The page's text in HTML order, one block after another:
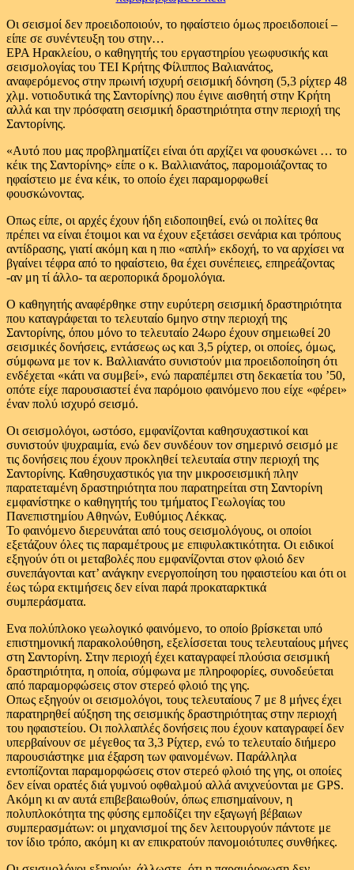
Οι σεισμοί δεν προειδοποιούν, το ηφαίστειο όμως προειδοποιεί –
είπε σε συνέντευξη του στην…
ΕΡΑ Ηρακλείου, ο καθηγητής του εργαστηρίου γεωφυσικής και
σεισμολογίας του ΤΕΙ Κρήτης Φίλιππος Βαλιανάτος,
αναφερόμενος στην πρωινή ισχυρή σεισμική δόνηση (5,3 ρίχτερ 48
χλμ. νοτιοδυτικά της Σαντορίνης) που έγινε αισθητή στην Κρήτη
αλλά και την πρόσφατη σεισμική δραστηριότητα στην περιοχή της
Σαντορίνης.
«Αυτό που μας προβληματίζει είναι ότι αρχίζει να φουσκώνει … το
κέικ της Σαντορίνης» είπε ο κ. Βαλλιανάτος, παρομοιάζοντας το
ηφαίστειο με ένα κέικ, το οποίο έχει παραμορφωθεί
φουσκώνοντας.
Οπως είπε, οι αρχές έχουν ήδη ειδοποιηθεί, ενώ οι πολίτες θα
πρέπει να είναι έτοιμοι και να έχουν εξετάσει σενάρια και τρόπους
αντίδρασης, γιατί ακόμη και η πιο «απλή» εκδοχή, το να αρχίσει να
βγαίνει τέφρα από το ηφαίστειο, θα έχει συνέπειες, επηρεάζοντας
-αν μη τί άλλο- τα αεροπορικά δρομολόγια.
Ο καθηγητής αναφέρθηκε στην ευρύτερη σεισμική δραστηριότητα
που καταγράφεται το τελευταίο 6μηνο στην περιοχή της
Σαντορίνης, όπου μόνο το τελευταίο 24ωρο έχουν σημειωθεί 20
σεισμικές δονήσεις, εντάσεως ως και 3,5 ρίχτερ, οι οποίες, όμως,
σύμφωνα με τον κ. Βαλλιανάτο συνιστούν μια προειδοποίηση ότι
ενδέχεται «κάτι να συμβεί», ενώ παραπέμπει στη δεκαετία του ’50,
οπότε είχε παρουσιαστεί ένα παρόμοιο φαινόμενο που είχε «φέρει»
έναν πολύ ισχυρό σεισμό.
Οι σεισμολόγοι, ωστόσο, εμφανίζονται καθησυχαστικοί και
συνιστούν ψυχραιμία, ενώ δεν συνδέουν τον σημερινό σεισμό με
τις δονήσεις που έχουν προκληθεί τελευταία στην περιοχή της
Σαντορίνης. Καθησυχαστικός για την μικροσεισμική πλην
παρατεταμένη δραστηριότητα που παρατηρείται στη Σαντορίνη
εμφανίστηκε ο καθηγητής του τμήματος Γεωλογίας του
Πανεπιστημίου Αθηνών, Ευθύμιος Λέκκας.
Το φαινόμενο διερευνάται από τους σεισμολόγους, οι οποίοι
εξετάζουν όλες τις παραμέτρους με επιφυλακτικότητα. Οι ειδικοί
εξηγούν ότι οι μεταβολές που εμφανίζονται στον φλοιό δεν
συνεπάγονται κατ’ ανάγκην ενεργοποίηση του ηφαιστείου και ότι οι
έως τώρα εκτιμήσεις δεν είναι παρά προκαταρκτικά
συμπεράσματα.
Ενα πολύπλοκο γεωλογικό φαινόμενο, το οποίο βρίσκεται υπό
επιστημονική παρακολούθηση, εξελίσσεται τους τελευταίους μήνες
στη Σαντορίνη. Στην περιοχή έχει καταγραφεί πλούσια σεισμική
δραστηριότητα, η οποία, σύμφωνα με πληροφορίες, συνοδεύεται
από παραμορφώσεις στον στερεό φλοιό της γης.
Οπως εξηγούν οι σεισμολόγοι, τους τελευταίους 7 με 8 μήνες έχει
παρατηρηθεί αύξηση της σεισμικής δραστηριότητας στην περιοχή
του ηφαιστείου. Οι πολλαπλές δονήσεις που έχουν καταγραφεί δεν
υπερβαίνουν σε μέγεθος τα 3,3 Ρίχτερ, ενώ το τελευταίο διήμερο
παρουσιάστηκε μια έξαρση των φαινομένων. Παράλληλα
εντοπίζονται παραμορφώσεις στον στερεό φλοιό της γης, οι οποίες
δεν είναι ορατές διά γυμνού οφθαλμού αλλά ανιχνεύονται με GPS.
Ακόμη κι αν αυτά επιβεβαιωθούν, όπως επισημαίνουν, η
πολυπλοκότητα της φύσης εμποδίζει την εξαγωγή βέβαιων
συμπερασμάτων: οι μηχανισμοί της δεν λειτουργούν πάντοτε με
τον ίδιο τρόπο, ακόμη κι αν επικρατούν πανομοιότυπες συνθήκες.